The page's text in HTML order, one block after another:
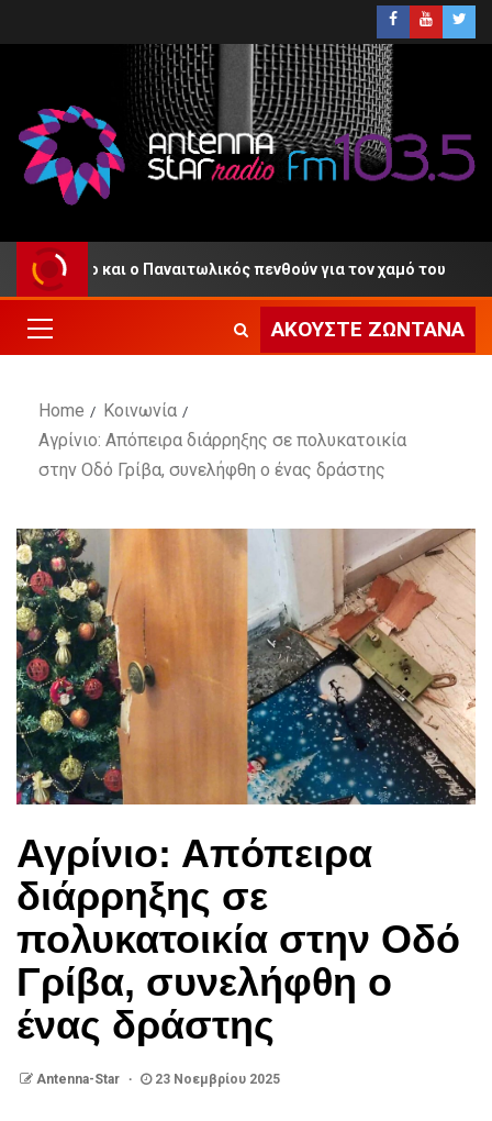
και ο Παναιτωλικός πενθούν για τον χαμό του
ΑΚΟΎΣΤΕ ΖΩΝΤΑΝΆ
Home
Κοινωνία
Αγρίνιο: Απόπειρα διάρρηξης σε πολυκατοικία
στην Οδό Γρίβα, συνελήφθη ο ένας δράστης
Αγρίνιο: Απόπειρα
διάρρηξης σε
πολυκατοικία στην Οδό
Γρίβα, συνελήφθη ο
ένας δράστης
Antenna-Star 23 Νοεμβρίου 2025